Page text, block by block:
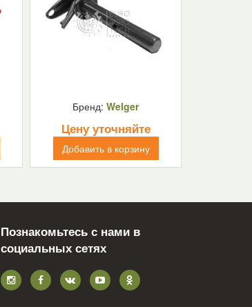
Бренд: Welger
Цену уточняйте
Добавить в корзину
Познакомьтесь с нами в
социальных сетях